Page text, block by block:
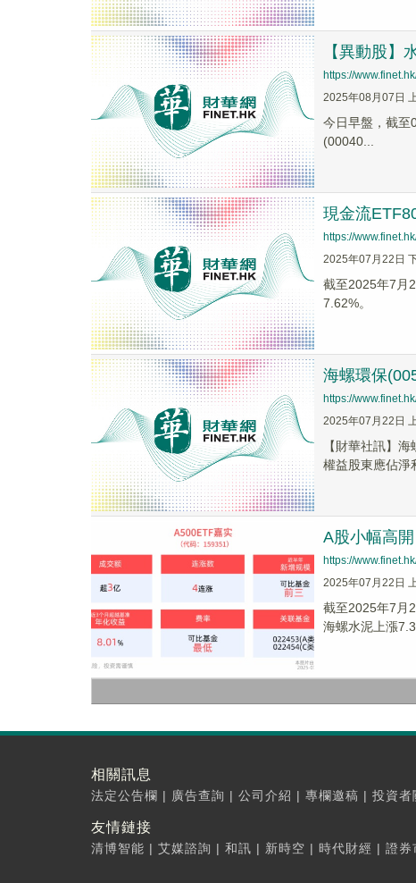
【異動股】
https://
2025年08月07日
今日早盤，截至
(00040...
現金流
https://
2025年07月22日
截至2025年7月
7.62%。
海螺環保
https://
2025年07月22日
【財華社訊】
權益股東應佔淨
A股小幅高
https://
2025年07月22日
截至2025年7月
海螺水泥上漲
相關訊息
法定公告欄 | 廣告查詢 | 公司介紹 | 專欄邀稿 | 投資者
友情鏈接
清博智能 | 艾媒諮詢 | 和訊 | 新時空 | 時代財經 | 證券